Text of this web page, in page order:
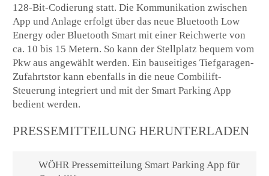
128-Bit-Codierung statt. Die Kommunikation zwischen
App und Anlage erfolgt über das neue Bluetooth Low
Energy oder Bluetooth Smart mit einer Reichwerte von
ca. 10 bis 15 Metern. So kann der Stellplatz bequem vom
Pkw aus angewählt werden. Ein bauseitiges Tiefgaragen-
Zufahrtstor kann ebenfalls in die neue Combilift-
Steuerung integriert und mit der Smart Parking App
bedient werden.
PRESSEMITTEILUNG HERUNTERLADEN
WÖHR Pressemitteilung Smart Parking App für